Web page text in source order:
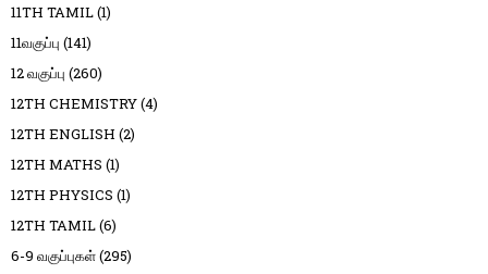
11TH TAMIL(1)
11வகுப்பு (141)
12 வகுப்பு (260)
12TH CHEMISTRY(4)
12TH ENGLISH (2)
12TH MATHS (1)
12TH PHYSICS (1)
12TH TAMIL(6)
6-9 வகுப்புகள்(295)